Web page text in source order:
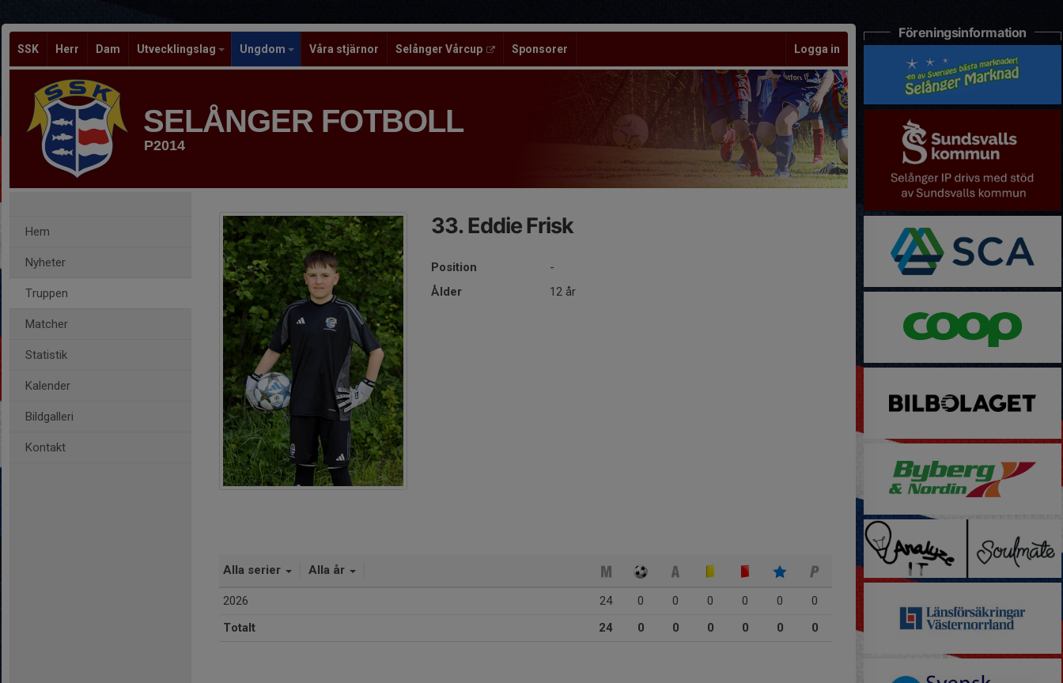
SSK Herr Dam Utvecklingslag Ungdom Våra stjärnor Selånger Vårcup Sponsorer Logga in
SELÅNGER FOTBOLL
P2014
Hem
Nyheter
Truppen
Matcher
Statistik
Kalender
Bildgalleri
Kontakt
33. Eddie Frisk
Position
-
Ålder
12 år
Alla serier Alla år
2026 24 0 0 0 0 0
0
Totalt
24 0 0 0 0 0 0
Föreningsinformation